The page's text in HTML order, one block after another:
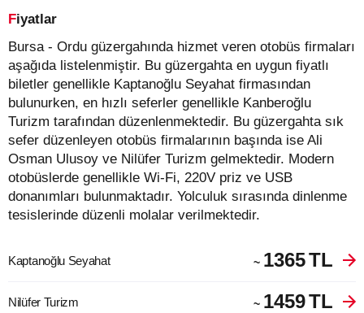
Fiyatlar
Bursa - Ordu güzergahında hizmet veren otobüs firmaları
aşağıda listelenmiştir. Bu güzergahta en uygun fiyatlı
biletler genellikle Kaptanoğlu Seyahat firmasından
bulunurken, en hızlı seferler genellikle Kanberoğlu
Turizm tarafından düzenlenmektedir. Bu güzergahta sık
sefer düzenleyen otobüs firmalarının başında ise Ali
Osman Ulusoy ve Nilüfer Turizm gelmektedir. Modern
otobüslerde genellikle Wi-Fi, 220V priz ve USB
donanımları bulunmaktadır. Yolculuk sırasında dinlenme
tesislerinde düzenli molalar verilmektedir.
Kaptanoğlu Seyahat ~ 1365TL
Nilüfer Turizm ~ 1459TL